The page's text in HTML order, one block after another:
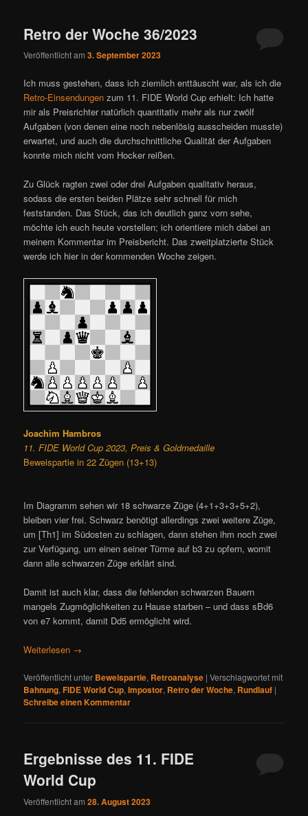
Retro der Woche 36/2023
Veröffentlicht am3. September 2023
Ich muss gestehen, dass ich ziemlich enttäuscht war, als ich die
Retro-Einsendungen zum 11. FIDE World Cup erhielt: Ich hatte
mir als Preisrichter natürlich quantitativ mehr als nur zwölf
Aufgaben (von denen eine noch nebenlösig ausscheiden musste)
erwartet, und auch die durchschnittliche Qualität der Aufgaben
konnte mich nicht vom Hocker reißen.
Zu Glück ragten zwei oder drei Aufgaben qualitativ heraus,
sodass die ersten beiden Plätze sehr schnell für mich
feststanden. Das Stück, das ich deutlich ganz vorn sehe,
möchte ich euch heute vorstellen; ich orientiere mich dabei an
meinem Kommentar im Preisbericht. Das zweitplatzierte Stück
werde ich hier in der kommenden Woche zeigen.
Joachim Hambros
11. FIDE World Cup 2023, Preis & Goldmedaille
Beweispartie in 22 Zügen (13+13)
Im Diagramm sehen wir 18 schwarze Züge (4+1+3+3+5+2),
bleiben vier frei. Schwarz benötigt allerdings zwei weitere Züge,
um [Th1] im Südosten zu schlagen, dann stehen ihm noch zwei
zur Verfügung, um einen seiner Türme auf b3 zu opfern, womit
dann alle schwarzen Züge erklärt sind.
Damit ist auch klar, dass die fehlenden schwarzen Bauern
mangels Zugmöglichkeiten zu Hause starben – und dass sBd6
von e7 kommt, damit Dd5 ermöglicht wird.
Weiterlesen →
Veröffentlicht unter Beweispartie, Retroanalyse |Verschlagwortet mit
Bahnung,FIDE World Cup,Impostor, Retro der Woche, Rundlauf |
Schreibe einen Kommentar
Ergebnisse des 11. FIDE
World Cup
Veröffentlicht am28. August 2023